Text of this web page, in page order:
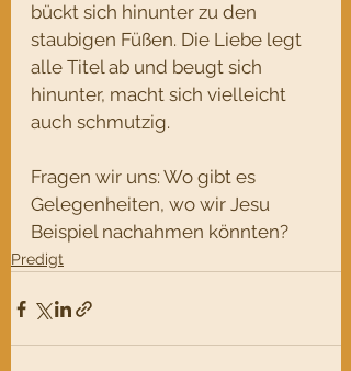
bückt sich hinunter zu den
staubigen Füßen. Die Liebe legt
alle Titel ab und beugt sich
hinunter, macht sich vielleicht
auch schmutzig.
Fragen wir uns: Wo gibt es
Gelegenheiten, wo wir Jesu
Beispiel nachahmen könnten?
Predigt